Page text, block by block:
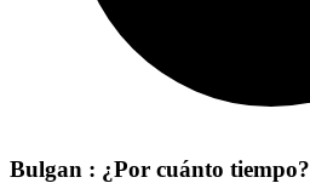
Bulgan : ¿Por cuánto tiempo?